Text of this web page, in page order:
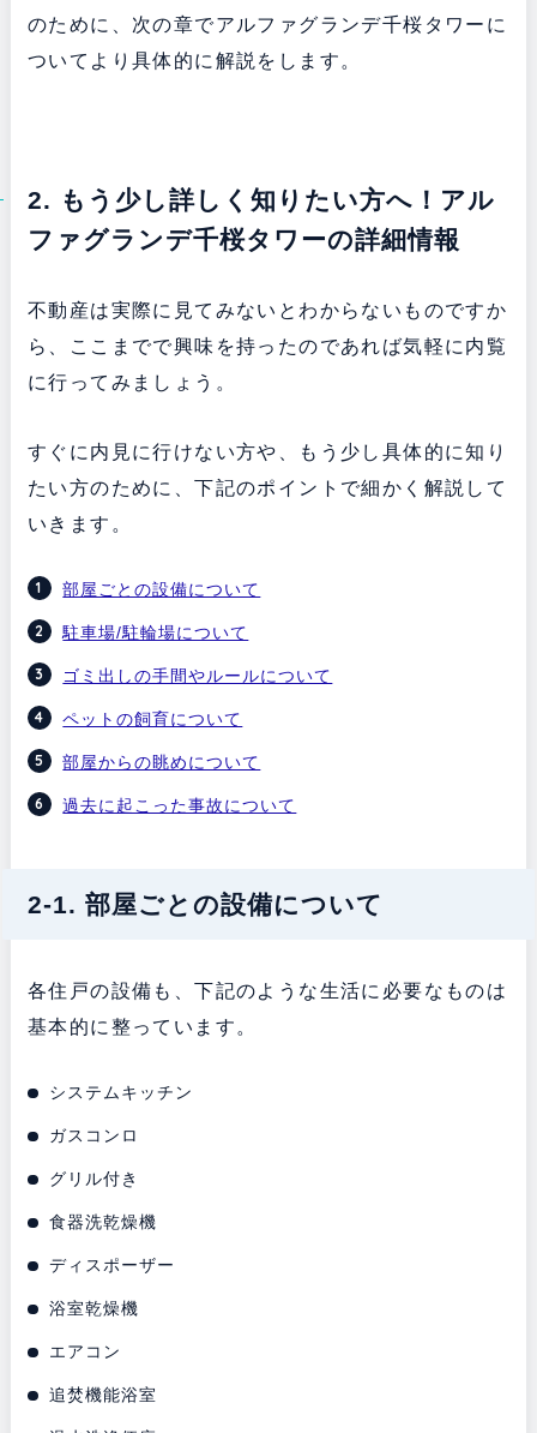
のために、次の章でアルファグランデ千桜タワーに
ついてより具体的に解説をします。
2. もう少し詳しく知りたい方へ！アル
ファグランデ千桜タワーの詳細情報
不動産は実際に見てみないとわからないものですか
ら、ここまでで興味を持ったのであれば気軽に内覧
に行ってみましょう。
すぐに内見に行けない方や、もう少し具体的に知り
たい方のために、下記のポイントで細かく解説して
いきます。
部屋ごとの設備について
駐車場/駐輪場について
ゴミ出しの手間やルールについて
ペットの飼育について
部屋からの眺めについて
過去に起こった事故について
2-1. 部屋ごとの設備について
各住戸の設備も、下記のような生活に必要なものは
基本的に整っています。
システムキッチン
ガスコンロ
グリル付き
食器洗乾燥機
ディスポーザー
浴室乾燥機
エアコン
追焚機能浴室